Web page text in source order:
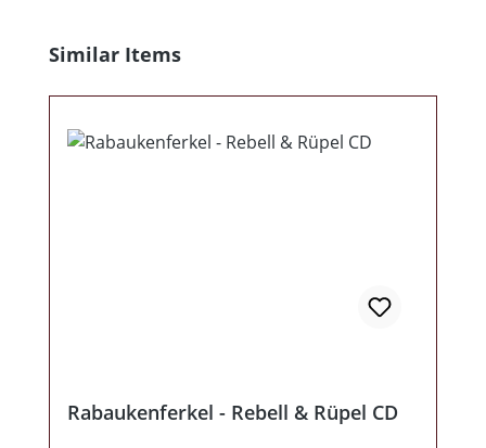
Produktgalerie überspringen
Similar Items
Rabaukenferkel - Rebell & Rüpel CD